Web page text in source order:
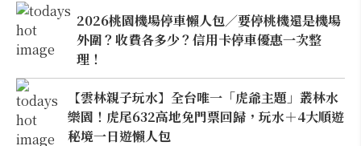
2026桃園機場停車懶人包／要停桃機還是機場
外圍？收費各多少？信用卡停車優惠一次整
理！
【雲林親子玩水】全台唯一「虎爺主題」叢林水
樂園！虎尾632高地免門票回歸，玩水＋4大順遊
秘境一日遊懶人包